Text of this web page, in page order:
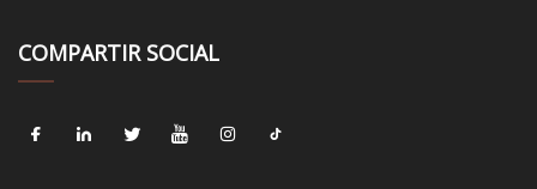
COMPARTIR SOCIAL